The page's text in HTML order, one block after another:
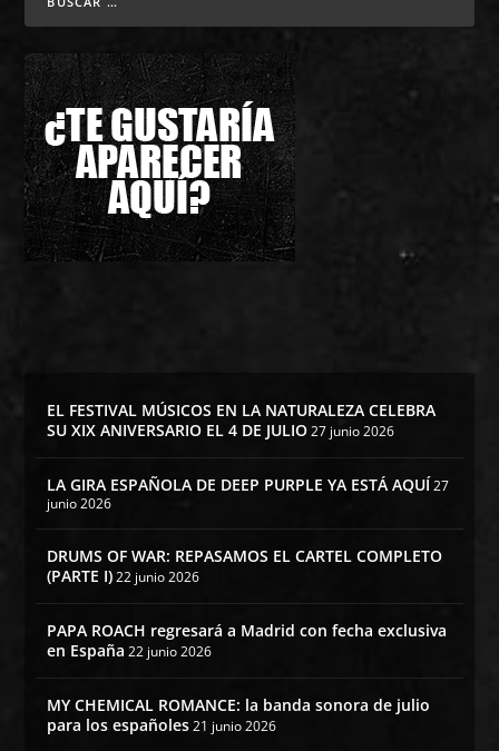
EL FESTIVAL MÚSICOS EN LA NATURALEZA CELEBRA
SU XIX ANIVERSARIO EL 4 DE JULIO 27 junio 2026
LA GIRA ESPAÑOLA DE DEEP PURPLE YA ESTÁ AQUÍ27
junio 2026
DRUMS OF WAR: REPASAMOS EL CARTEL COMPLETO
(PARTE I) 22 junio 2026
PAPA ROACH regresará a Madrid con fecha exclusiva
en España 22 junio 2026
MY CHEMICAL ROMANCE: la banda sonora de julio
para los españoles 21 junio 2026